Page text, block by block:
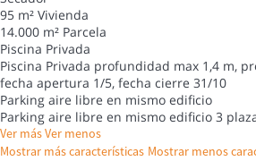
95 m² Vivienda
14.000 m² Parcela
Piscina Privada
Piscina Privada profundidad max 1,4 m,
fecha apertura 1/5, fecha cierre 31/10
Parking aire libre en mismo edificio
Parking aire libre en mismo edificio 3
Ver másVer menos
Mostrar más características Mostrar menos